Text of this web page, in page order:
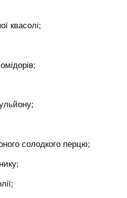
квасолі;
солодкого перцю;